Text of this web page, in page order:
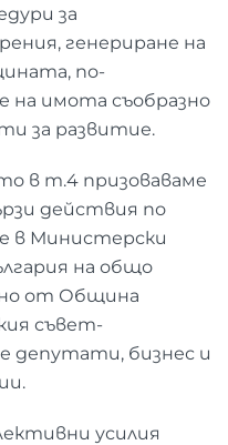
за
генериране на
по-
на имота съобразно
за развитие.
в т.4 призоваваме
действия по
в Министерски
на общо
от Община
съвет-
депутати, бизнес и
усилия